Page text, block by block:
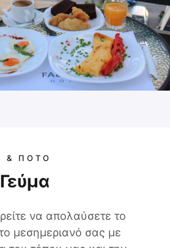
& ΠΟΤΌ
να απολαύσετε το
μεσημεριανό σας με